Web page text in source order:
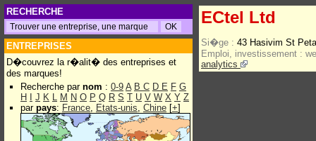
RECHERCHE
ENTREPRISES
D�couvrez la r�alit� des entreprises et
des marques!
Recherche par nom : 0-9 A B C D E F G
H
J K L M N O P Q R S T U V W X Y Z
par pays: France, Etats-unis, Chine [+]
ECtel Ltd
Si�ge : 43 Hasivim St
Emploi, investissement :
analytics